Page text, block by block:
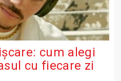
cum alegi
cu fiecare zi